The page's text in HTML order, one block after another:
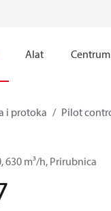
Alat
i protoka Pilot
630 m³/h, Prirubnica